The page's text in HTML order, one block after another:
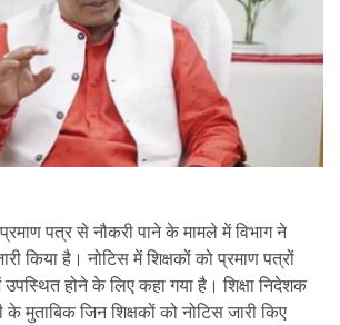
प्रमाण पत्र से नौकरी पाने के मामले में विभाग ने
किया है। नोटिस में शिक्षकों को प्रमाण पत्रों
होने के लिए कहा गया है। शिक्षा निदेशक
मुताबिक जिन शिक्षकों को नोटिस जारी किए